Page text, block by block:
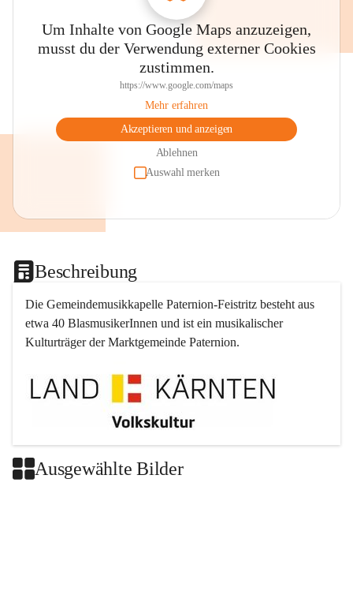
Um Inhalte von Google Maps anzuzeigen,
musst du der Verwendung externer Cookies
zustimmen.
https://www.google.com/maps
Mehr erfahren
Akzeptieren und anzeigen
Ablehnen
Auswahl merken
Beschreibung
Die Gemeindemusikkapelle Paternion-Feistritz besteht aus
etwa 40 BlasmusikerInnen und ist ein musikalischer
Kulturträger der Marktgemeinde Paternion.
Ausgewählte Bilder